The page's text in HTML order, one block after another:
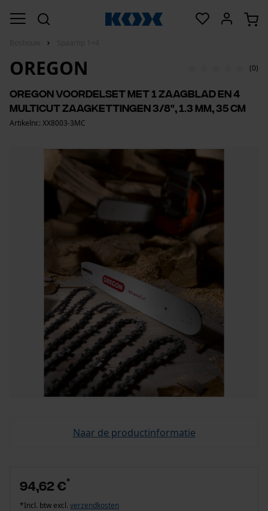
OREGON (0)
Oregon voordelset met 1 zaagblad en 4
MultiCut zaagkettingen 3/8", 1.3 mm, 35 cm
Artikelnr.: XX8003-3MC
Naar de productinformatie
94,62 €*
*Incl. btw excl. verzendkosten